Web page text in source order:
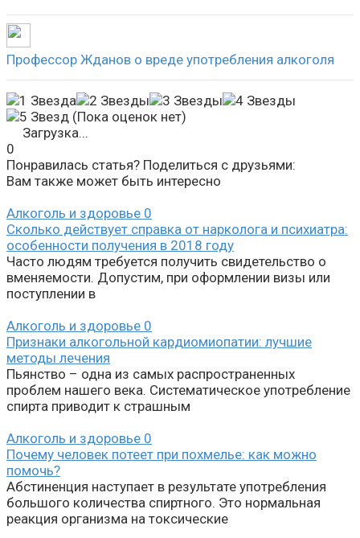
Профессор Жданов о вреде употребления алкоголя
(Пока оценок нет)
Загрузка...
0
Понравилась статья? Поделиться с друзьями:
Вам также может быть интересно
Алкоголь и здоровье 0
Сколько действует справка от нарколога и психиатра:
особенности получения в 2018 году
Часто людям требуется получить свидетельство о
вменяемости. Допустим, при оформлении визы или
поступлении в
Алкоголь и здоровье 0
Признаки алкогольной кардиомиопатии: лучшие
методы лечения
Пьянство – одна из самых распространенных
проблем нашего века. Систематическое употребление
спирта приводит к страшным
Алкоголь и здоровье 0
Почему человек потеет при похмелье: как можно
помочь?
Абстиненция наступает в результате употребления
большого количества спиртного. Это нормальная
реакция организма на токсические